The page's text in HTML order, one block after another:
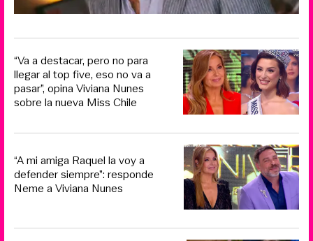
“Va a destacar, pero no para
llegar al top five, eso no va a
pasar”, opina Viviana Nunes
sobre la nueva Miss Chile
“A mi amiga Raquel la voy a
defender siempre”: responde
Neme a Viviana Nunes